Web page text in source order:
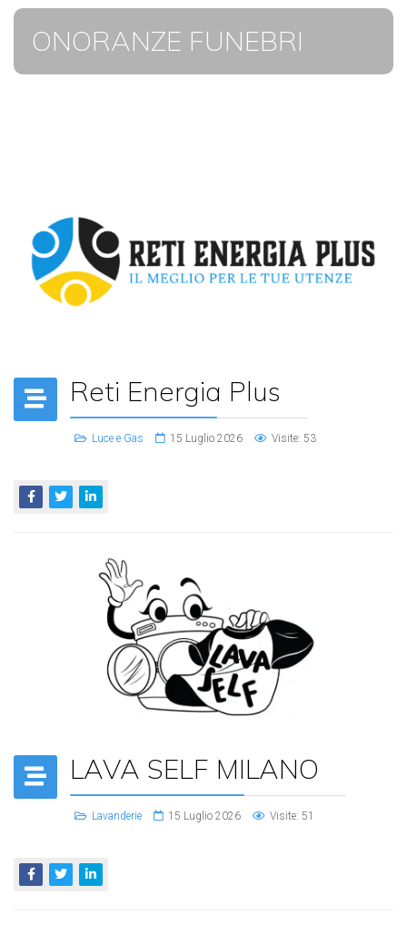
ONORANZE FUNEBRI
Reti Energia Plus
Luce e Gas 15 Luglio 2026 Visite: 53
LAVA SELF MILANO
Lavanderie 15 Luglio 2026 Visite: 51